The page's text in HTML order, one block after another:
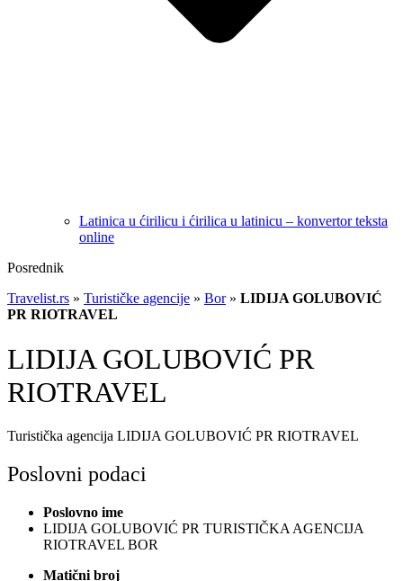
Latinica u ćirilicu i ćirilica u latinicu – konvertor teksta
online
Posrednik
Travelist.rs » Turističke agencije » Bor» LIDIJA GOLUBOVIĆ
PR RIOTRAVEL
LIDIJA GOLUBOVIĆ PR
RIOTRAVEL
Turistička agencija LIDIJA GOLUBOVIĆ PR RIOTRAVEL
Poslovni podaci
Poslovno ime
LIDIJA GOLUBOVIĆ PR TURISTIČKA AGENCIJA
RIOTRAVEL BOR
Matični broj